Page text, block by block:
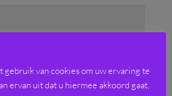
gebruik van cookies om uw ervaring te
ervan uit dat u hiermee akkoord gaat,